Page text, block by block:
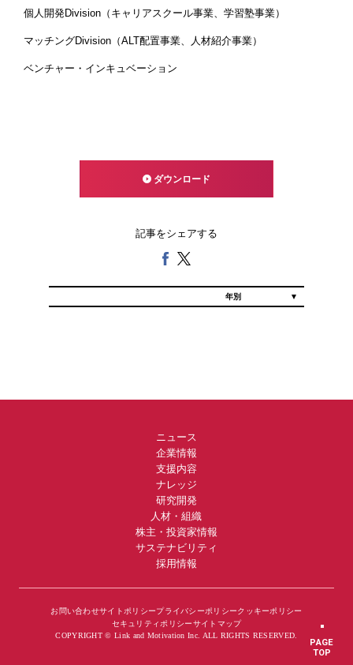
個人開発Division（キャリアスクール事業、学習塾事業）
マッチングDivision（ALT配置事業、人材紹介事業）
ベンチャー・インキュベーション
ダウンロード
記事をシェアする
PAGE
TOP
ニュース
企業情報
支援内容
ナレッジ
研究開発
人材・組織
株主・投資家情報
サステナビリティ
採用情報
お問い合わせサイトポリシープライバシーポリシークッキーポリシー
セキュリティポリシーサイトマップ
COPYRIGHT © Link and Motivation Inc. ALL RIGHTS RESERVED.